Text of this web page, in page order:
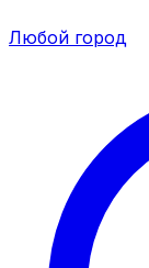
Любой город